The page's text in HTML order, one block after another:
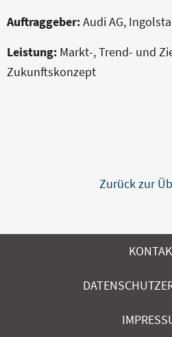
Auftraggeber:Audi AG,
Leistung: Markt-, Trend- und
Zukunftskonzept
Zurück zur